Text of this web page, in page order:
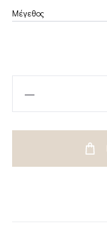
Μέγεθος